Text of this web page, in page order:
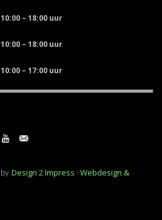
10:00 – 18:00 uur
10:00 – 18:00 uur
10:00 – 17:00 uur
by Design 2 Impress · Webdesign &